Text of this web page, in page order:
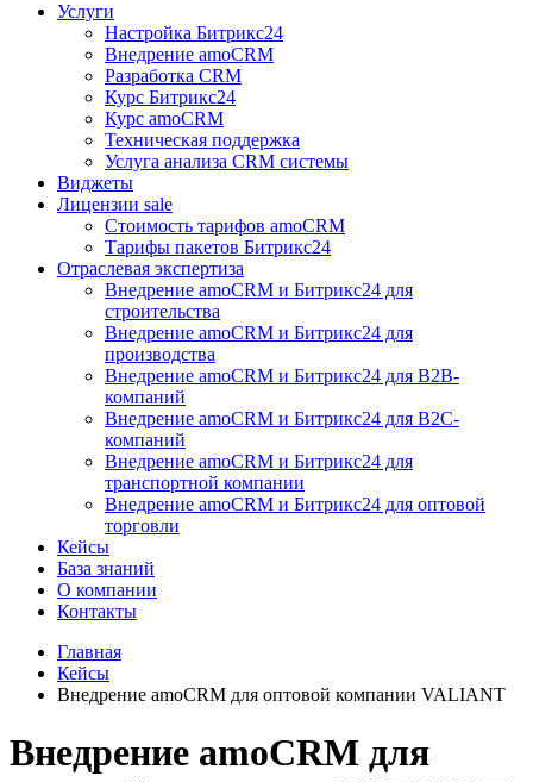
Услуги
Настройка Битрикс24
Внедрение amoCRM
Разработка CRM
Курс Битрикс24
Курс amoCRM
Техническая поддержка
Услуга анализа CRM системы
Виджеты
Лицензии sale
Стоимость тарифов amoCRM
Тарифы пакетов Битрикс24
Отраслевая экспертиза
Внедрение amoCRM и Битрикс24 для
строительства
Внедрение amoCRM и Битрикс24 для
производства
Внедрение amoCRM и Битрикс24 для В2В-
компаний
Внедрение amoCRM и Битрикс24 для В2С-
компаний
Внедрение amoCRM и Битрикс24 для
транспортной компании
Внедрение amoCRM и Битрикс24 для оптовой
торговли
Кейсы
База знаний
О компании
Контакты
Главная
Кейсы
Внедрение amoCRM для оптовой компании VALIANT
Внедрение amoCRM для